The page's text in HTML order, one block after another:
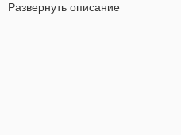
Развернуть описание